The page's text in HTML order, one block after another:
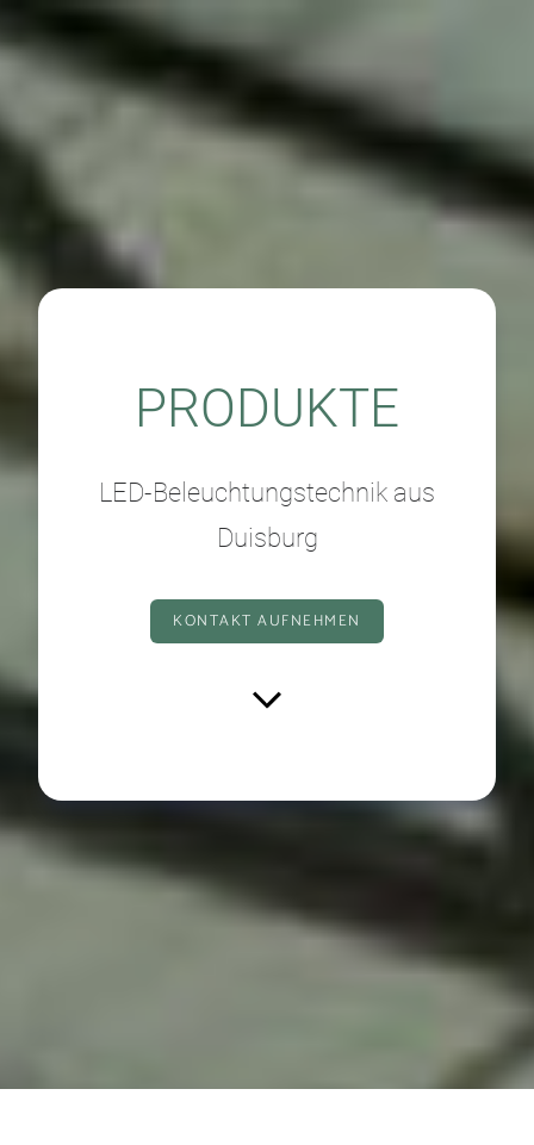
PRODUKTE
LED-Beleuchtungstechnik aus
Duisburg
KONTAKT AUFNEHMEN